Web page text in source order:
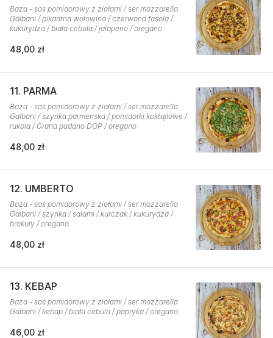
Baza - sos pomidorowy z ziołami / ser mozzarella
Galbani / pikantna wołowina / czerwona fasola /
kukurydza / biała cebula / jalapeno / oregano
48,00 zł
11. PARMA
Baza - sos pomidorowy z ziołami / ser mozzarella
Galbani / szynka parmeńska / pomidorki koktajlowe /
rukola / Grana padano DOP / oregano
48,00 zł
12. UMBERTO
Baza - sos pomidorowy z ziołami / ser mozzarella
Galbani / szynka / salami / kurczak / kukurydza /
brokuły / oregano
48,00 zł
13. KEBAP
Baza - sos pomidorowy z ziołami / ser mozzarella
Galbani / kebap / biała cebula / papryka / oregano
46,00 zł